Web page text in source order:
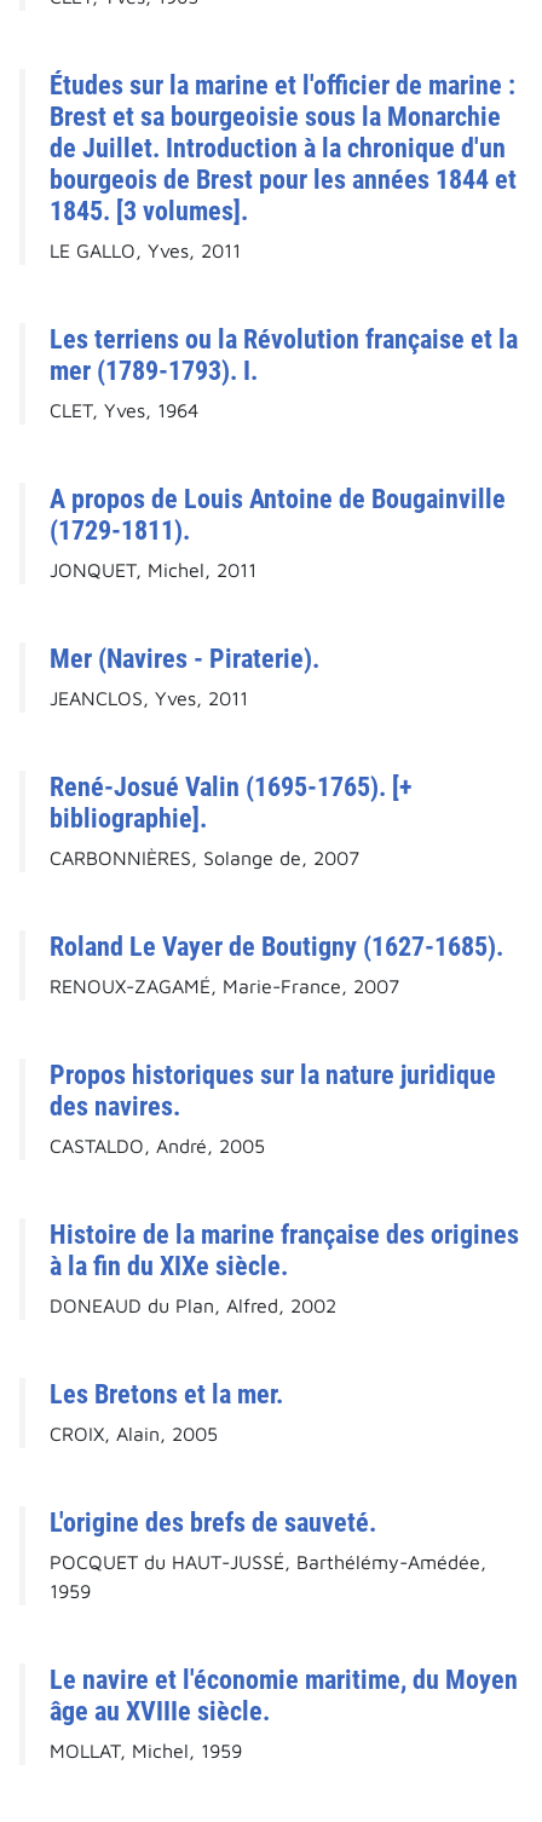
Études sur la marine et l'officier de marine :
Brest et sa bourgeoisie sous la Monarchie
de Juillet. Introduction à la chronique d'un
bourgeois de Brest pour les années 1844 et
1845. [3 volumes].
LE GALLO, Yves, 2011
Les terriens ou la Révolution française et la
mer (1789-1793). I.
CLET, Yves, 1964
A propos de Louis Antoine de Bougainville
(1729-1811).
JONQUET, Michel, 2011
Mer (Navires - Piraterie).
JEANCLOS, Yves, 2011
René-Josué Valin (1695-1765). [+
bibliographie].
CARBONNIÈRES, Solange de, 2007
Roland Le Vayer de Boutigny (1627-1685).
RENOUX-ZAGAMÉ, Marie-France, 2007
Propos historiques sur la nature juridique
des navires.
CASTALDO, André, 2005
Histoire de la marine française des origines
à la fin du XIXe siècle.
DONEAUD du Plan, Alfred, 2002
Les Bretons et la mer.
CROIX, Alain, 2005
L'origine des brefs de sauveté.
POCQUET du HAUT-JUSSÉ, Barthélémy-Amédée,
1959
Le navire et l'économie maritime, du Moyen
âge au XVIIIe siècle.
MOLLAT, Michel, 1959